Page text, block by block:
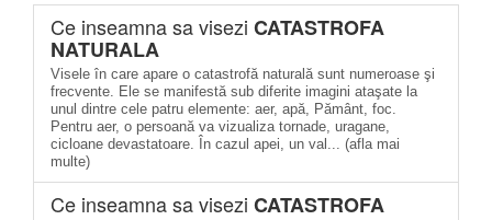
Ce inseamna sa visezi CATASTROFA
NATURALA
Visele în care apare o catastrofă naturală sunt numeroase şi
frecvente. Ele se manifestă sub diferite imagini ataşate la
unul dintre cele patru elemente: aer, apă, Pământ, foc.
Pentru aer, o persoană va vizualiza tornade, uragane,
cicloane devastatoare. În cazul apei, un val... (afla mai
multe)
Ce inseamna sa visezi CATASTROFA